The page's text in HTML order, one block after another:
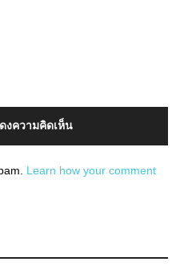
งความคิดเห็น
Learn how your comment